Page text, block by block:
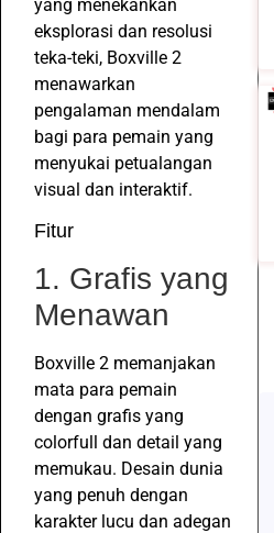
yang menekankan
eksplorasi dan resolusi
teka-teki, Boxville 2
menawarkan
pengalaman mendalam
bagi para pemain yang
menyukai petualangan
visual dan interaktif.
Fitur
1. Grafis yang
Menawan
Boxville 2 memanjakan
mata para pemain
dengan grafis yang
colorfull dan detail yang
memukau. Desain dunia
yang penuh dengan
karakter lucu dan adegan